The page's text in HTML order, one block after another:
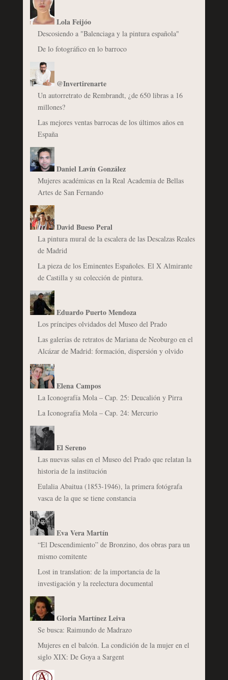
Lola Feijóo
Descosiendo a "Balenciaga y la pintura española"
De lo fotográfico en lo barroco
@Invertirenarte
Un autorretrato de Rembrandt, ¿de 650 libras a 16
millones?
Las mejores ventas barrocas de los últimos años en
España
Daniel Lavín González
Mujeres académicas en la Real Academia de Bellas
Artes de San Fernando
David Bueso Peral
La pintura mural de la escalera de las Descalzas Reales
de Madrid
La pieza de los Eminentes Españoles. El X Almirante
de Castilla y su colección de pintura.
Eduardo Puerto Mendoza
Los príncipes olvidados del Museo del Prado
Las galerías de retratos de Mariana de Neoburgo en el
Alcázar de Madrid: formación, dispersión y olvido
Elena Campos
La Iconografía Mola – Cap. 25: Deucalión y Pirra
La Iconografía Mola – Cap. 24: Mercurio
El Sereno
Las nuevas salas en el Museo del Prado que relatan la
historia de la institución
Eulalia Abaitua (1853-1946), la primera fotógrafa
vasca de la que se tiene constancia
Eva Vera Martín
“El Descendimiento” de Bronzino, dos obras para un
mismo comitente
Lost in translation: de la importancia de la
investigación y la reelectura documental
Gloria Martínez Leiva
Se busca: Raimundo de Madrazo
Mujeres en el balcón. La condición de la mujer en el
siglo XIX: De Goya a Sargent